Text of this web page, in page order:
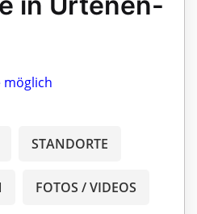
möglich
STANDORTE
FOTOS / VIDEOS